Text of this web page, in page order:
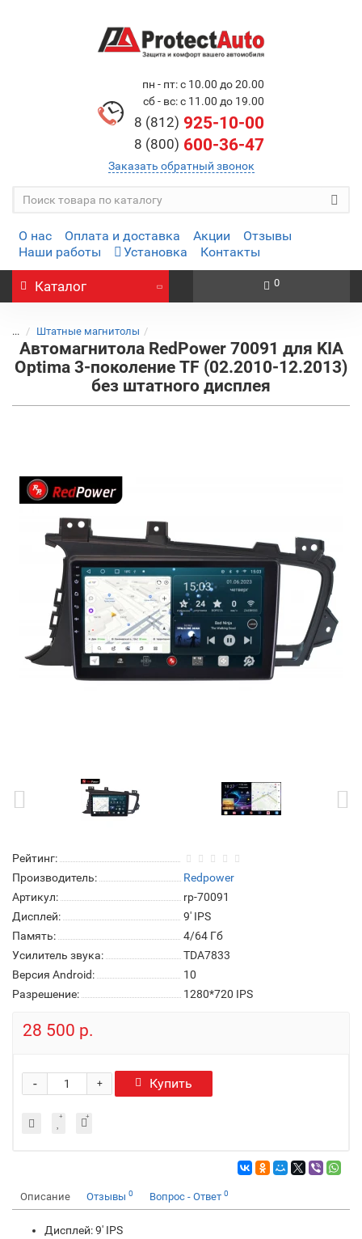
пн - пт: с 10.00 до 20.00
сб - вс: с 11.00 до 19.00
8 (812) 925-10-00
8 (800) 600-36-47
Заказать обратный звонок
О нас Оплата и доставка Акции
Отзывы
Наши работы
Установка Контакты
Каталог 0
... Штатные магнитолы
Автомагнитола RedPower 70091 для KIA
Optima 3-поколение TF (02.2010-12.2013)
без штатного дисплея
Рейтинг:
Производитель:
Redpower
Артикул:
rp-70091
Дисплей:
9' IPS
Память:
4/64 Гб
Усилитель звука:
TDA7833
Версия Android:
10
Разрешение:
1280*720 IPS
28 500 р.
+
- Купить
Описание Отзывы 0 Вопрос - Ответ 0
Дисплей: 9' IPS